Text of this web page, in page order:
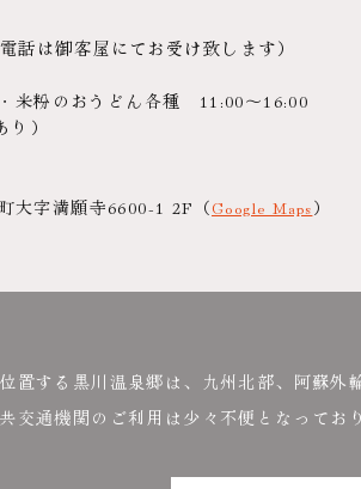
電話は御客屋にてお受け致します）
米粉のおうどん各種 11:00～16:00
）
大字満願寺6600-1 2F （Google Maps）
置する黒川温泉郷は、九州北部、阿蘇外
交通機関のご利用は少々不便となってお